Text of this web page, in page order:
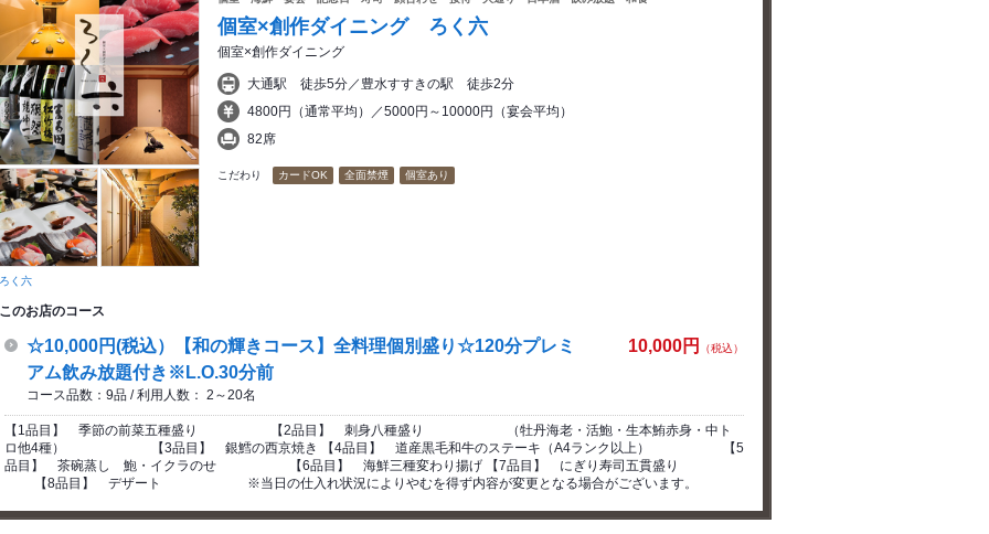
ろく六
個室×創作ダイニング ろく六
個室×創作ダイニング
大通駅 徒歩5分／豊水すすきの駅 徒歩2分
4800円（通常平均）／5000円～10000円（宴会平均）
82席
こだわり カードOK 全面禁煙 個室あり
このお店のコース
10,000円 （税込）
☆10,000円(税込）【和の輝きコース】全料理個別盛り☆120分プレミ
アム飲み放題付き※L.O.30分前
コース品数：9品 / 利用人数： 2～20名
【1品目】 季節の前菜五種盛り 【2品目】 刺身八種盛り （牡丹海老・活鮑・生本鮪赤身・中ト
ロ他4種） 【3品目】 銀鱈の西京焼き 【4品目】 道産黒毛和牛のステーキ（A4ランク以上） 【5
品目】 茶碗蒸し 鮑・イクラのせ 【6品目】 海鮮三種変わり揚げ 【7品目】 にぎり寿司五貫盛り
【8品目】 デザート ※当日の仕入れ状況によりやむを得ず内容が変更となる場合がございます。